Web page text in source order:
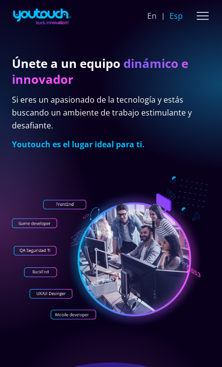
En Esp
Únete a un equipo dinámico e
innovador
Si eres un apasionado de la tecnología y estás
buscando un ambiente de trabajo estimulante y
desafiante.
Youtouch es el lugar ideal para ti.